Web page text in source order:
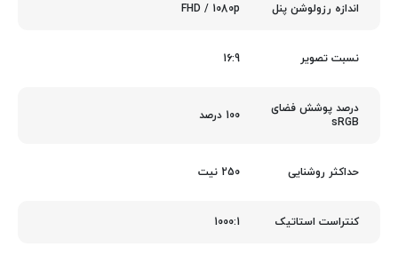
اندازه رزولوشن پنل FHD / 1080p
نسبت تصویر 16:9
درصد پوشش فضای
sRGB
100 درصد
حداکثر روشنایی 250 نیت
کنتراست استاتیک 1000:1